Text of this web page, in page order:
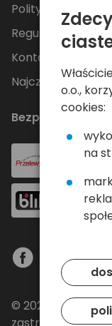
Polityka
Regulamin
Kontakt
Najczęściej
Bezpieczne
© 2024 Baltrade
o.o.,
cookies:
na